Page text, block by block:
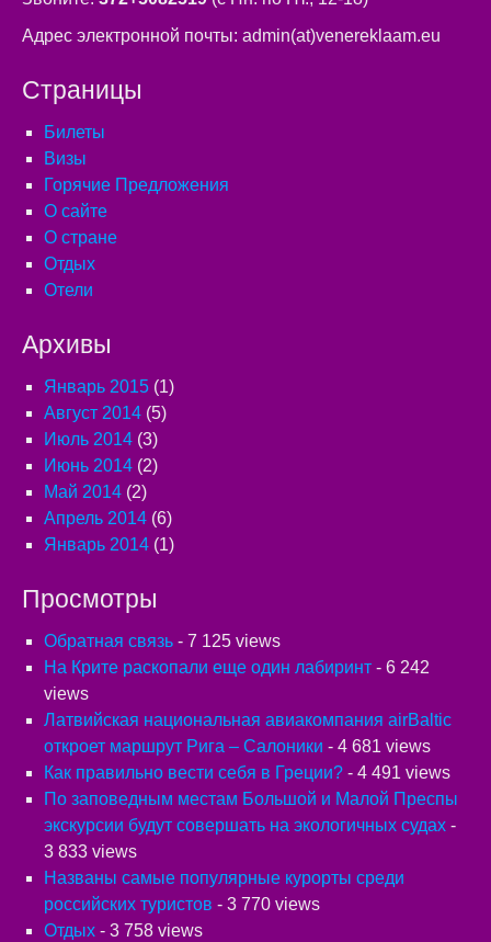
Адрес электронной почты: admin(at)venereklaam.eu
Страницы
Билеты
Визы
Горячие Предложения
О сайте
О стране
Отдых
Отели
Архивы
Январь 2015 (1)
Август 2014 (5)
Июль 2014 (3)
Июнь 2014 (2)
Май 2014 (2)
Апрель 2014 (6)
Январь 2014 (1)
Просмотры
Обратная связь - 7 125 views
На Крите раскопали еще один лабиринт - 6 242
views
Латвийская национальная авиакомпания airBaltic
откроет маршрут Рига – Салоники - 4 681 views
Как правильно вести себя в Греции? - 4 491 views
По заповедным местам Большой и Малой Преспы
экскурсии будут совершать на экологичных судах -
3 833 views
Названы самые популярные курорты среди
российских туристов - 3 770 views
Отдых - 3 758 views